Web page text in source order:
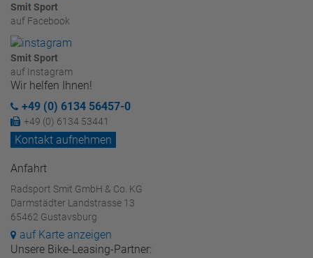
Smit Sport
auf Facebook
Smit Sport
auf Instagram
Wir helfen Ihnen!
+49 (0) 6134 56457-0
+49 (0) 6134 53441
Kontakt aufnehmen
Anfahrt
Radsport Smit GmbH & Co. KG
Darmstädter Landstrasse 13
65462 Gustavsburg
auf Karte anzeigen
Unsere Bike-Leasing-Partner: